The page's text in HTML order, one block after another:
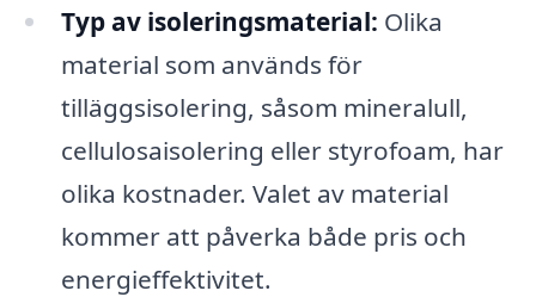
Typ av isoleringsmaterial: Olika
material som används för
tilläggsisolering, såsom mineralull,
cellulosaisolering eller styrofoam, har
olika kostnader. Valet av material
kommer att påverka både pris och
energieffektivitet.